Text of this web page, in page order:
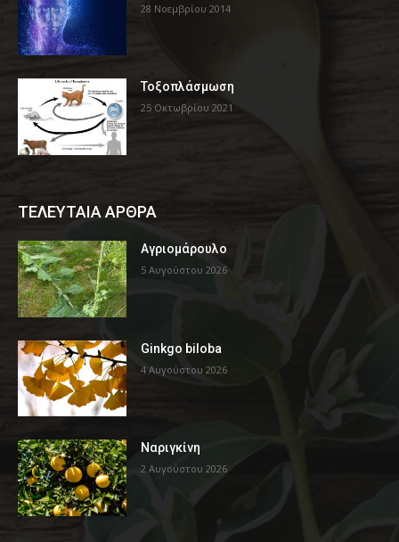
28 Νοεμβρίου 2014
Τοξοπλάσμωση
25 Οκτωβρίου 2021
ΤΕΛΕΥΤΑΙΑ ΑΡΘΡΑ
Αγριομάρουλο
5 Αυγούστου 2026
Ginkgo biloba
4 Αυγούστου 2026
Ναριγκίνη
2 Αυγούστου 2026